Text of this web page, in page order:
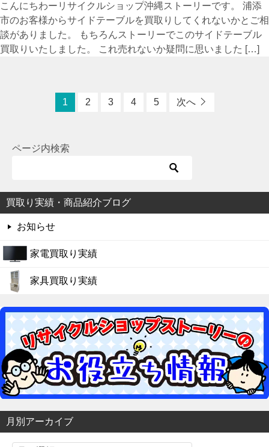
こんにちわーリサイクルショップ沖縄ストーリーです。 浦添
市のお客様からサイドテーブルを買取りしてくれないかとご相
談がありました。 もちろんストーリーでこのサイドテーブル
買取りいたしました。 これ売れないか疑問に思いました […]
1 2 3 4 5 次へ
ページ内検索
買取り実績・商品紹介ブログ
お知らせ
家電買取り実績
家具買取り実績
月別アーカイブ